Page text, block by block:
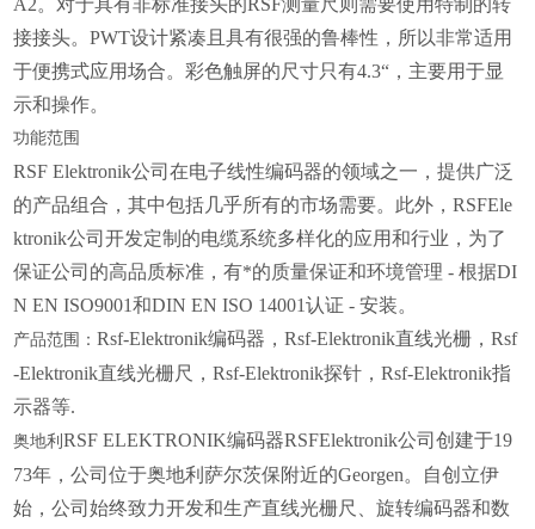
A2。对于具有非标准接头的RSF测量尺则需要使用特制的转
接接头。PWT设计紧凑且具有很强的鲁棒性，所以非常适用
于便携式应用场合。彩色触屏的尺寸只有4.3“，主要用于显
示和操作。
功能范围
RSF Elektronik公司在电子线性编码器的领域之一，提供广泛
的产品组合，其中包括几乎所有的市场需要。此外，RSFEle
ktronik公司开发定制的电缆系统多样化的应用和行业，为了
保证公司的高品质标准，有*的质量保证和环境管理 - 根据DI
N EN ISO9001和DIN EN ISO 14001认证 - 安装。
产品范围：Rsf-Elektronik编码器，Rsf-Elektronik直线光栅，Rsf
-Elektronik直线光栅尺，Rsf-Elektronik探针，Rsf-Elektronik指
示器等.
奥地利RSF ELEKTRONIK编码器RSFElektronik公司创建于19
73年，公司位于奥地利萨尔茨保附近的Georgen。自创立伊
始，公司始终致力开发和生产直线光栅尺、旋转编码器和数